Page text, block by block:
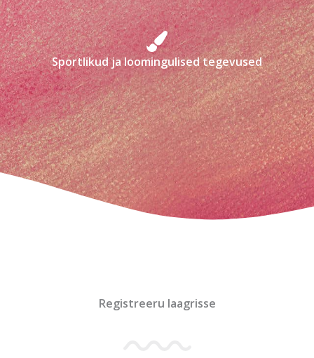
Sportlikud ja loomingulised tegevused
Registreeru laagrisse